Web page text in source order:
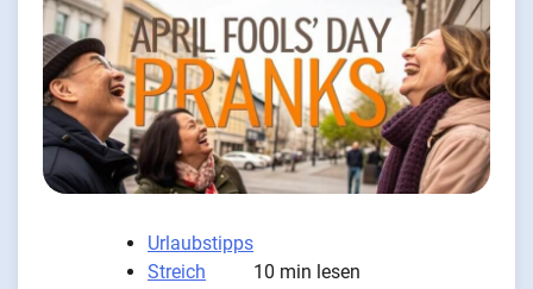
Urlaubstipps
Streich
10 min lesen